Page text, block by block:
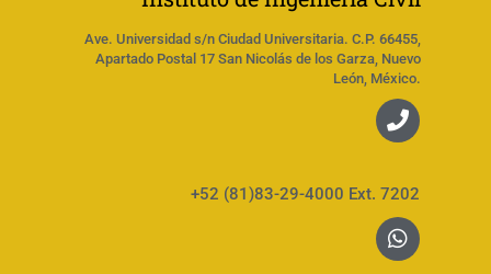
Ave. Universidad s/n Ciudad Universitaria. C.P. 66455,
Apartado Postal 17 San Nicolás de los Garza, Nuevo
León, México.
+52 (81)83-29-4000 Ext. 7202